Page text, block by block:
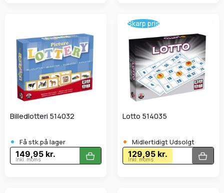
Billedlotteri 514032
• Få stk.på lager
149,95 kr.
Inkl. moms
Skarp pris
Lotto 514035
• Midlertidigt Udsolgt
129,95 kr.
Inkl. moms